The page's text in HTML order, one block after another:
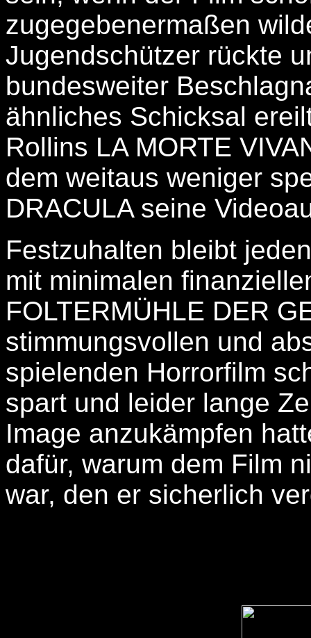
zugegebenermaßen
Jugendschützer rückte
bundesweiter
ähnliches Schicksal
Rollins LA MORTE
dem weitaus weniger
DRACULA seine
Festzuhalten bleibt
mit minimalen
FOLTERMÜHLE DER
stimmungsvollen und
spielenden Horrorfilm
spart und leider lange
Image anzukämpfen
dafür, warum dem Film
war, den er sicherlich